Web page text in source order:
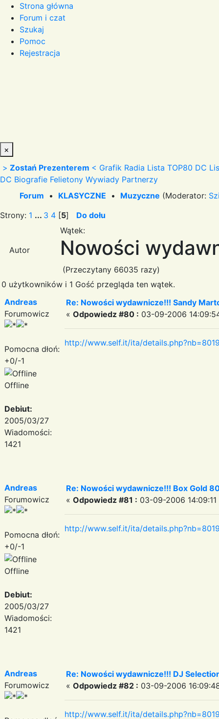
Strona główna
Forum i czat
Szukaj
Pomoc
Rejestracja
×
> Zostań Prezenterem < Grafik Radia Lista TOP80 DC
DC Biografie Felietony Wywiady Partnerzy
Forum • KLASYCZNE • Muzyczne (Moderator:
Strony: 1 ... 3 4 [5] Do dołu
Autor
Wątek:
Nowości
(Przeczytany 66035 razy)
0 użytkowników i 1 Gość przegląda ten wątek.
Andreas
Forumowicz
Pomocna dłoń:
+0/-1
Offline
Debiut:
2005/03/27
Wiadomości:
1421
Re: Nowości wydawnicze!!! Sandy
« Odpowiedz #80 : 03-09-2006
http://www.self.it/ita/
Andreas
Forumowicz
Pomocna dłoń:
+0/-1
Offline
Debiut:
2005/03/27
Wiadomości:
1421
Re: Nowości wydawnicze!!! Box Gold
« Odpowiedz #81 : 03-09-2006 14:09:11
http://www.self.it/ita/
Andreas
Forumowicz
Re: Nowości wydawnicze!!! DJ
« Odpowiedz #82 : 03-09-2006
http://www.self.it/ita/